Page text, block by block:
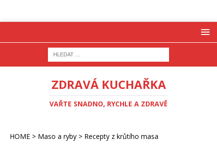
ZDRAVÁ KUCHAŘKA
VAŘTE SNADNO, RYCHLE A ZDRAVĚ
HOME > Maso a ryby > Recepty z krůtího masa